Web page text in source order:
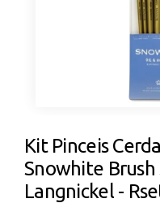
Kit Pinceis
Snowhite Brush
Langnickel -